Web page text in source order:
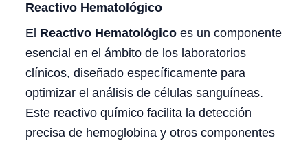
Reactivo Hematológico
El Reactivo Hematológico es un componente
esencial en el ámbito de los laboratorios
clínicos, diseñado específicamente para
optimizar el análisis de células sanguíneas.
Este reactivo químico facilita la detección
precisa de hemoglobina y otros componentes